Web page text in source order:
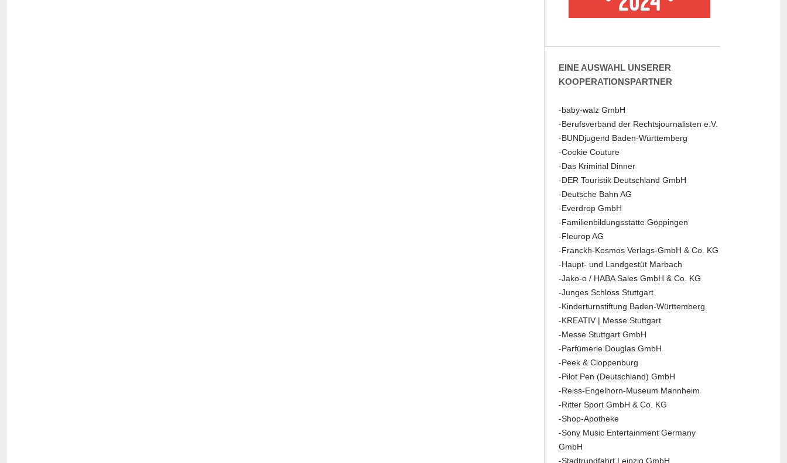
EINE AUSWAHL UNSERER
KOOPERATIONSPARTNER
-baby-walz GmbH
-Berufsverband der Rechtsjournalisten e.V.
-BUNDjugend Baden-Württemberg
-Cookie Couture
-Das Kriminal Dinner
-DER Touristik Deutschland GmbH
-Deutsche Bahn AG
-Everdrop GmbH
-Familienbildungsstätte Göppingen
-Fleurop AG
-Franckh-Kosmos Verlags-GmbH & Co. KG
-Haupt- und Landgestüt Marbach
-Jako-o / HABA Sales GmbH & Co. KG
-Junges Schloss Stuttgart
-Kinderturnstiftung Baden-Württemberg
-KREATIV | Messe Stuttgart
-Messe Stuttgart GmbH
-Parfümerie Douglas GmbH
-Peek & Cloppenburg
-Pilot Pen (Deutschland) GmbH
-Reiss-Engelhorn-Museum Mannheim
-Ritter Sport GmbH & Co. KG
-Shop-Apotheke
-Sony Music Entertainment Germany
GmbH
-Stadtrundfahrt Leipzig GmbH